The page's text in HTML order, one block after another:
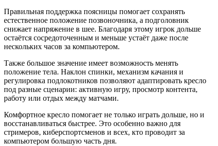
Правильная поддержка поясницы помогает сохранять
естественное положение позвоночника, а подголовник
снижает напряжение в шее. Благодаря этому игрок дольше
остаётся сосредоточенным и меньше устаёт даже после
нескольких часов за компьютером.
Также большое значение имеет возможность менять
положение тела. Наклон спинки, механизм качания и
регулировка подлокотников позволяют адаптировать кресло
под разные сценарии: активную игру, просмотр контента,
работу или отдых между матчами.
Комфортное кресло помогает не только играть дольше, но и
восстанавливаться быстрее. Это особенно важно для
стримеров, киберспортсменов и всех, кто проводит за
компьютером большую часть дня.